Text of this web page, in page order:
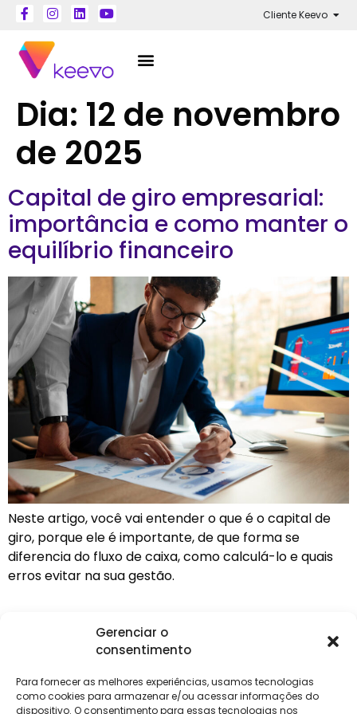
Gerenciar o
consentimento
Para fornecer as melhores experiências, usamos tecnologias
como cookies para armazenar e/ou acessar informações do
dispositivo. O consentimento para essas tecnologias nos
Cliente Keevo
Dia: 12 de novembro
de 2025
Capital de giro empresarial:
importância e como manter o
equilíbrio financeiro
Neste artigo, você vai entender o que é o capital de
giro, porque ele é importante, de que forma se
diferencia do fluxo de caixa, como calculá-lo e quais
erros evitar na sua gestão.
Institucional
Trabalhe
Clientes
Login
Eventos
Contábeis
Holos
Soluções
DP e RH
NG Folha